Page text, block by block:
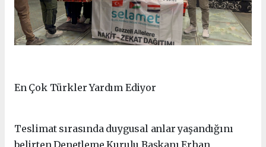
En Çok Türkler Yardım Ediyor
Teslimat sırasında duygusal anlar yaşandığını
belirten Denetleme Kurulu Başkanı Erhan